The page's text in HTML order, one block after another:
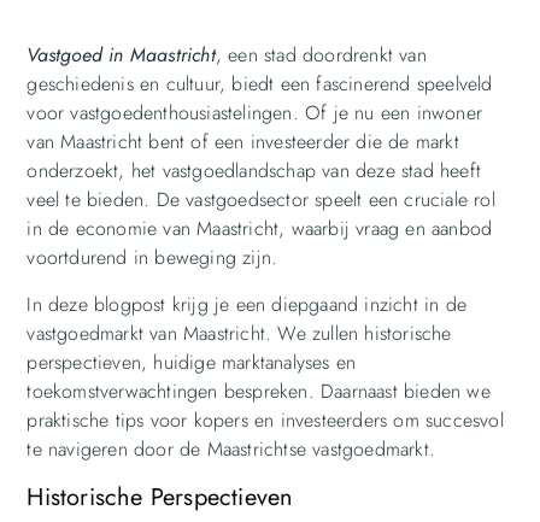
Vastgoed in Maastricht, een stad doordrenkt van
geschiedenis en cultuur, biedt een fascinerend speelveld
voor vastgoedenthousiastelingen. Of je nu een inwoner
van Maastricht bent of een investeerder die de markt
onderzoekt, het vastgoedlandschap van deze stad heeft
veel te bieden. De vastgoedsector speelt een cruciale rol
in de economie van Maastricht, waarbij vraag en aanbod
voortdurend in beweging zijn.
In deze blogpost krijg je een diepgaand inzicht in de
vastgoedmarkt van Maastricht. We zullen historische
perspectieven, huidige marktanalyses en
toekomstverwachtingen bespreken. Daarnaast bieden we
praktische tips voor kopers en investeerders om succesvol
te navigeren door de Maastrichtse vastgoedmarkt.
Historische Perspectieven